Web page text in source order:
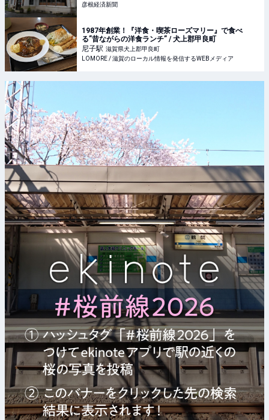
彦根経済新聞
1987年創業！『洋食・喫茶ローズマリー』で食べ
る”昔ながらの洋食ランチ” / 犬上郡甲良町
尼子駅 滋賀県犬上郡甲良町
LOMORE / 滋賀のローカル情報を発信するWEBメディア